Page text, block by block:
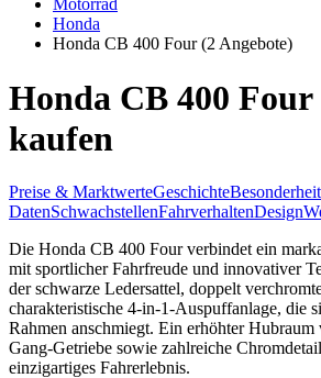
Motorrad
Honda
Honda CB 400 Four(2 Angebote)
Honda CB 400
kaufen
Preise & MarktwerteGeschichte
DatenSchwachstellenFahrverhaltenDesign
Die Honda CB 400 Four verbindet ein
mit sportlicher Fahrfreude und innovativer
der schwarze Ledersattel, doppelt
charakteristische 4-in-1-Auspuffanlage, die
Rahmen anschmiegt. Ein erhöhter Hubraum
Gang-Getriebe sowie zahlreiche
einzigartiges Fahrerlebnis.